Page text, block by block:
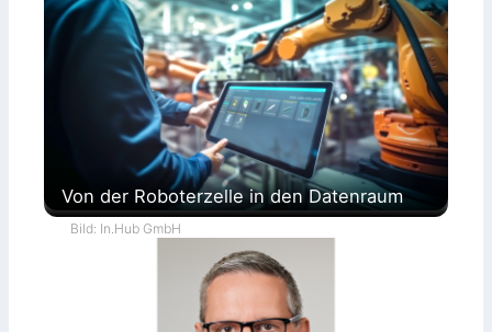
Von der Roboterzelle in den Datenraum
Bild: In.Hub GmbH